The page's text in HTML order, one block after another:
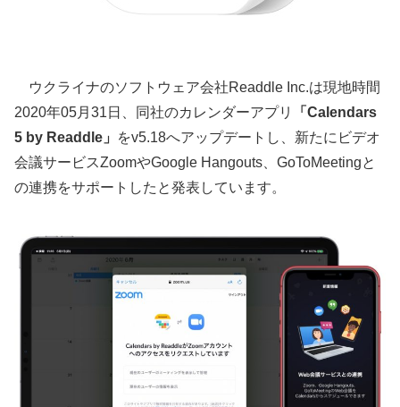
ウクライナのソフトウェア会社Readdle Inc.は現地時間
2020年05月31日、同社のカレンダーアプリ
「Calendars
5 by Readdle」
をv5.18へアップデートし、新たにビデオ
会議サービスZoomやGoogle Hangouts、GoToMeetingと
の連携をサポートしたと発表しています。